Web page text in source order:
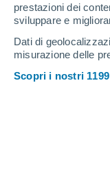
prestazioni dei
sviluppare e
Dati di
misurazione delle
Scopri i nostri